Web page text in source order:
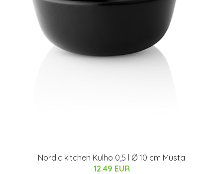
Nordic kitchen Kulho 0,5 l Ø 10 cm Musta
12.49 EUR